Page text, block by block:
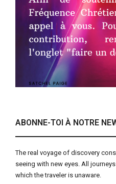
ABONNE-TOI À NOTRE
The real voyage of discovery
seeing with new eyes. All
which the traveler is unaware.